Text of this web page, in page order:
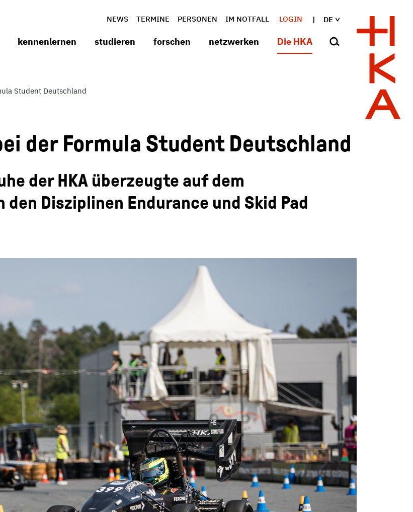
DE
NEWS TERMINE PERSONEN IM NOTFALL LOGIN
kennenlernen studieren forschen netzwerken Die HKA
Student Deutschland
der Formula Student Deutschland
der HKA überzeugte auf dem
Disziplinen Endurance und Skid Pad